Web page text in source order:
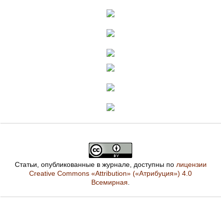
Статьи, опубликованные в журнале, доступны по лицензии
Creative Commons «Attribution» («Атрибуция») 4.0
Всемирная